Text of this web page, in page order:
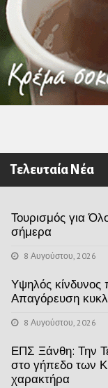
Τελευταία Νέα
Τουρισμός για
σήμερα
8 Αυγούστου, 2026
Υψηλός κίνδυνος
Απαγόρευση
8 Αυγούστου, 2026
ΕΠΣ Ξάνθη: Την
στο γήπεδο των
χαρακτήρα